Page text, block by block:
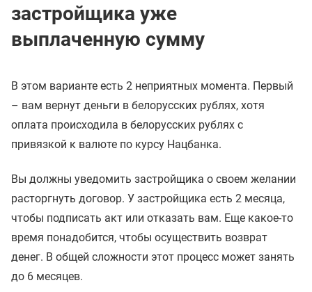
застройщика уже
выплаченную сумму
В этом варианте есть 2 неприятных момента. Первый
– вам вернут деньги в белорусских рублях, хотя
оплата происходила в белорусских рублях с
привязкой к валюте по курсу Нацбанка.
Вы должны уведомить застройщика о своем желании
расторгнуть договор. У застройщика есть 2 месяца,
чтобы подписать акт или отказать вам. Еще какое-то
время понадобится, чтобы осуществить возврат
денег. В общей сложности этот процесс может занять
до 6 месяцев.